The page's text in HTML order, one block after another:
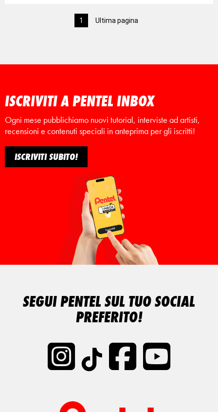
1 Ultima pagina
ISCRIVITI A PENTEL INBOX
Ogni mese pubblichiamo nuovi tutorial, interviste ad artisti,
recensioni e contenuti speciali in anteprima per gli iscritti!
ISCRIVITI SUBITO!
SEGUI PENTEL SUL TUO SOCIAL
PREFERITO!